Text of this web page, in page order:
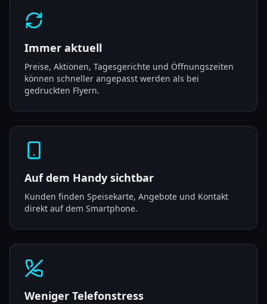
Immer aktuell
Preise, Aktionen, Tagesgerichte und Öffnungszeiten
können schneller angepasst werden als bei
gedruckten Flyern.
Auf dem Handy sichtbar
Kunden finden Speisekarte, Angebote und Kontakt
direkt auf dem Smartphone.
Weniger Telefonstress